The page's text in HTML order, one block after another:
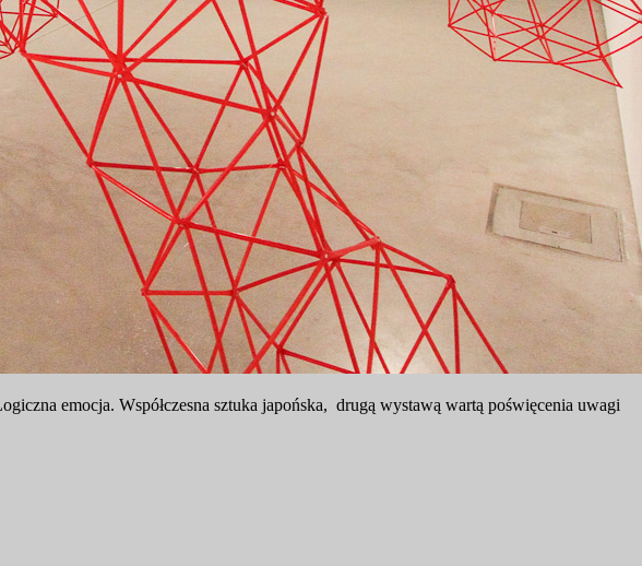
emocja. Współczesna sztuka japońska, drugą wystawą wartą poświęcenia uwagi